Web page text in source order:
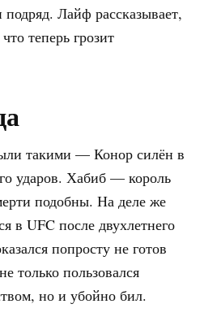
Лайф рассказывает,
теперь грозит
такими — Конор силён в
ударов. Хабиб — король
подобны. На деле же
в UFC после двухлетнего
попросту не готов
только пользовался
но и убойно бил.